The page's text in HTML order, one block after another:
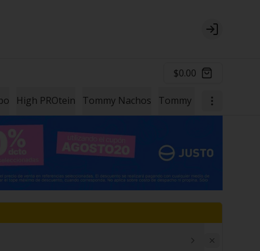
Login
$0.00
High PROtein Tommy Nachos Tommy Papas